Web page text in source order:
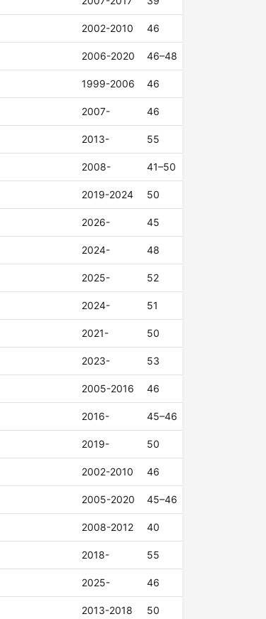
2002-2010 46
2006-2020 46–48
1999-2006 46
2007- 46
2013- 55
2008- 41–50
2019-2024 50
2026- 45
2024- 48
2025- 52
2024- 51
2021- 50
2023- 53
2005-2016 46
2016- 45–46
2019- 50
2002-2010 46
2005-2020 45–46
2008-2012 40
2018- 55
2025- 46
2013-2018 50